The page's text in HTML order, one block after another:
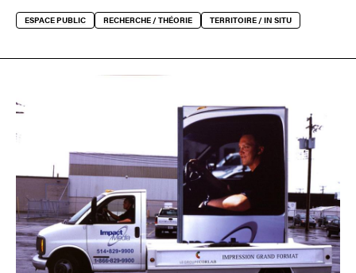
ESPACE PUBLIC RECHERCHE / THÉORIE TERRITOIRE / IN SITU